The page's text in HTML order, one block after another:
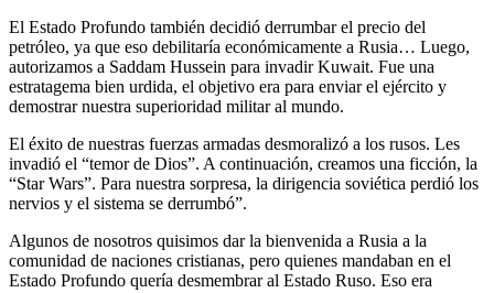
El Estado Profundo también decidió derrumbar el precio del
petróleo, ya que eso debilitaría económicamente a Rusia… Luego,
autorizamos a Saddam Hussein para invadir Kuwait. Fue una
estratagema bien urdida, el objetivo era para enviar el ejército y
demostrar nuestra superioridad militar al mundo.
El éxito de nuestras fuerzas armadas desmoralizó a los rusos. Les
invadió el “temor de Dios”. A continuación, creamos una ficción, la
“Star Wars”. Para nuestra sorpresa, la dirigencia soviética perdió los
nervios y el sistema se derrumbó”.
Algunos de nosotros quisimos dar la bienvenida a Rusia a la
comunidad de naciones cristianas, pero quienes mandaban en el
Estado Profundo quería desmembrar al Estado Ruso. Eso era